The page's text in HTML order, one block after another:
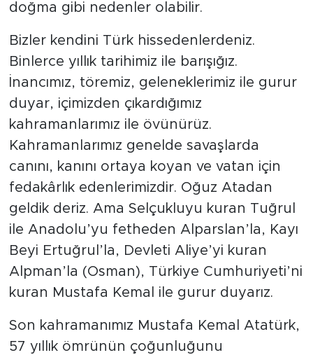
doğma gibi nedenler olabilir.
Bizler kendini Türk hissedenlerdeniz.
Binlerce yıllık tarihimiz ile barışığız.
İnancımız, töremiz, geleneklerimiz ile gurur
duyar, içimizden çıkardığımız
kahramanlarımız ile övünürüz.
Kahramanlarımız genelde savaşlarda
canını, kanını ortaya koyan ve vatan için
fedakârlık edenlerimizdir. Oğuz Atadan
geldik deriz. Ama Selçukluyu kuran Tuğrul
ile Anadolu’yu fetheden Alparslan’la, Kayı
Beyi Ertuğrul’la, Devleti Aliye’yi kuran
Alpman’la (Osman), Türkiye Cumhuriyeti’ni
kuran Mustafa Kemal ile gurur duyarız.
Son kahramanımız Mustafa Kemal Atatürk,
57 yıllık ömrünün çoğunluğunu